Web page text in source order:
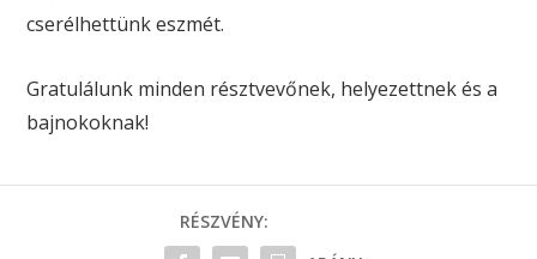
cserélhettünk eszmét.
Gratulálunk minden résztvevőnek, helyezettnek és a
bajnokoknak!
RÉSZVÉNY: